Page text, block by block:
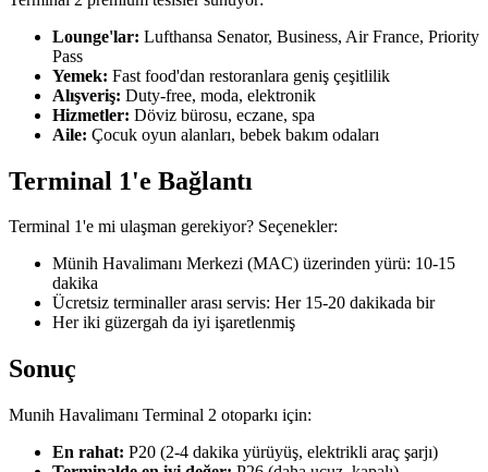
Lounge'lar: Lufthansa Senator, Business, Air France, Priority
Pass
Yemek: Fast food'dan restoranlara geniş çeşitlilik
Alışveriş: Duty-free, moda, elektronik
Hizmetler: Döviz bürosu, eczane, spa
Aile: Çocuk oyun alanları, bebek bakım odaları
Terminal 1'e Bağlantı
Terminal 1'e mi ulaşman gerekiyor? Seçenekler:
Münih Havalimanı Merkezi (MAC) üzerinden yürü: 10-15
dakika
Ücretsiz terminaller arası servis: Her 15-20 dakikada bir
Her iki güzergah da iyi işaretlenmiş
Sonuç
Munih Havalimanı Terminal 2 otoparkı için:
En rahat: P20 (2-4 dakika yürüyüş, elektrikli araç şarjı)